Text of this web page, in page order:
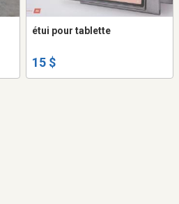
étui pour tablette
15 $